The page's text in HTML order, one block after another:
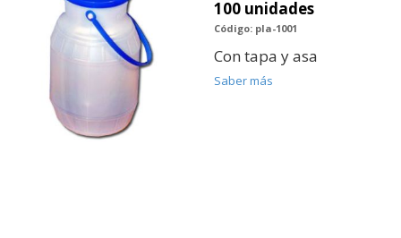
100 unidades
Código: pla-1001
Con tapa y asa
Saber más